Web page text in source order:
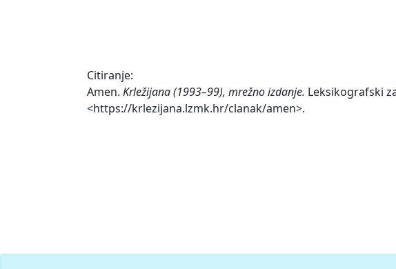
Citiranje:
Amen. Krležijana (1993–99), mrežno izdanje. Leksikografski
<https://krlezijana.lzmk.hr/clanak/amen>.